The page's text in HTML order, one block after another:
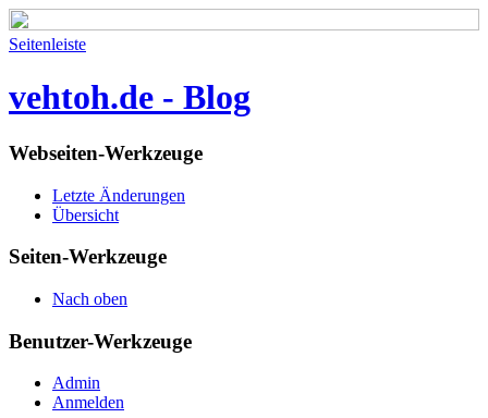
Seitenleiste
vehtoh.de - Blog
Webseiten-Werkzeuge
Letzte Änderungen
Übersicht
Seiten-Werkzeuge
Nach oben
Benutzer-Werkzeuge
Admin
Anmelden